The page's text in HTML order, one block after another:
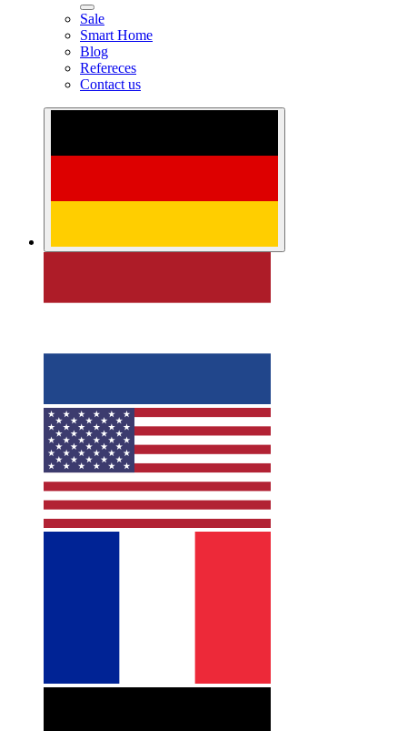
Sale
Smart Home
Blog
Refereces
Contact us